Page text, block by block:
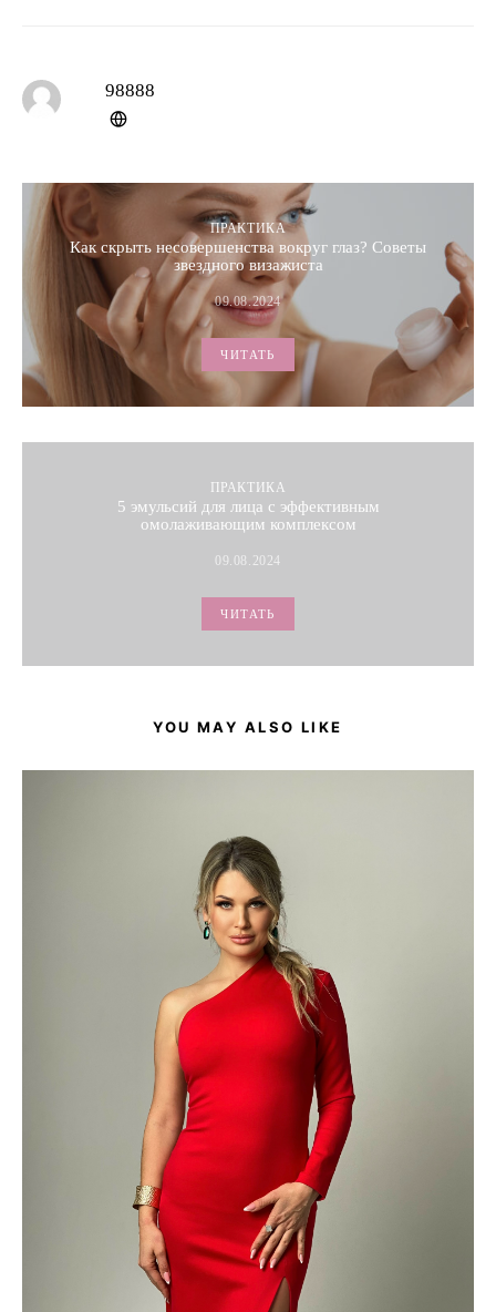
98888
ПРАКТИКА
Как скрыть несовершенства вокруг глаз? Советы
звездного визажиста
09.08.2024
ЧИТАТЬ
ПРАКТИКА
5 эмульсий для лица с эффективным
омолаживающим комплексом
09.08.2024
ЧИТАТЬ
YOU MAY ALSO LIKE